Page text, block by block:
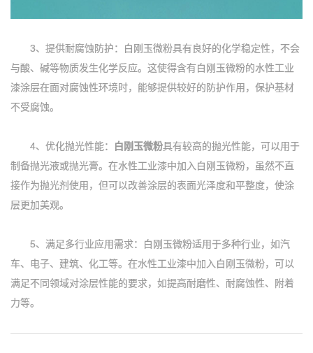
3、提供耐腐蚀防护：白刚玉微粉具有良好的化学稳定性，不会
与酸、碱等物质发生化学反应。这使得含有白刚玉微粉的水性工业
漆涂层在面对腐蚀性环境时，能够提供较好的防护作用，保护基材
不受腐蚀。
4、优化抛光性能： 白刚玉微粉具有较高的抛光性能，可以用于
制备抛光液或抛光膏。在水性工业漆中加入白刚玉微粉，虽然不直
接作为抛光剂使用，但可以改善涂层的表面光泽度和平整度，使涂
层更加美观。
5、满足多行业应用需求：白刚玉微粉适用于多种行业，如汽
车、电子、建筑、化工等。在水性工业漆中加入白刚玉微粉，可以
满足不同领域对涂层性能的要求，如提高耐磨性、耐腐蚀性、附着
力等。